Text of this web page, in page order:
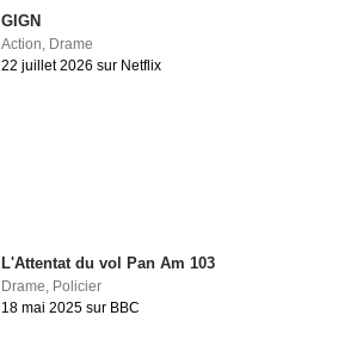
GIGN
Action Drame
22 juillet 2026 sur Netflix
L'Attentat du vol Pan Am 103
Drame, Policier
18 mai 2025 sur BBC